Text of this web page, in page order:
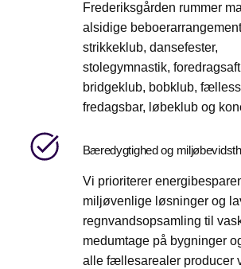
Frederiksgården rummer
alsidige
strikkeklub, dansefester,
stolegymnastik,
bridgeklub, bobklub,
fredagsbar, løbeklub og
Bæredygtighed og
Vi prioriterer
miljøvenlige løsninger og
regnvandsopsamling til
medumtage på bygninger
alle fællesarealer producer